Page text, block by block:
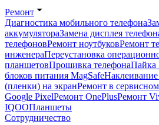
Ремонт
Диагностика мобильного телефона
аккумулятораЗамена дисплея
телефоновРемонт ноутбуковРемонт
инженераПереустановка
планшетовПрошивка телефонаПайка
блоков питания MagSafeНаклеивание
(пленки) на экранРемонт в
Google PixelРемонт OnePlusРемонт
IQOOПланшеты
Сотрудничество